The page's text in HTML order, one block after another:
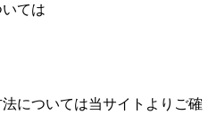
ては
については当サイトよりご確